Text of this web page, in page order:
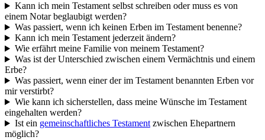
Kann ich mein Testament selbst schreiben oder muss es von
einem Notar beglaubigt werden?
Was passiert, wenn ich keinen Erben im Testament benenne?
Kann ich mein Testament jederzeit ändern?
Wie erfährt meine Familie von meinem Testament?
Was ist der Unterschied zwischen einem Vermächtnis und einem
Erbe?
Was passiert, wenn einer der im Testament benannten Erben vor
mir verstirbt?
Wie kann ich sicherstellen, dass meine Wünsche im Testament
eingehalten werden?
Ist ein gemeinschaftliches Testamentzwischen Ehepartnern
möglich?